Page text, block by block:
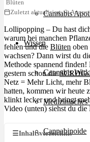
Cannabis
Wissen
Cannabis
Medizinisches
Cannabinoide
Blüten
Zuletzt aktualisiert: 3.
Lollipopping – Du hast
warum bei manchen
fehlen und die Blüten
wachsen? Dann wirst du
Methode spannend
gestern schon die
Netz = Mehr Licht, mehr
hatten, kommen wir heute
klinkt lecker und bringt
Video (unten) siehst du die
☰Inhaltsverzeichnis